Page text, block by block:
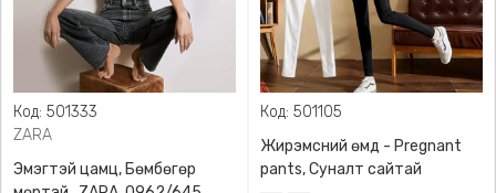
Код: 501333
ZARA
Эмэгтэй цамц, Бөмбөгөр
Код: 501105
Жирэмсний өмд - Pregnant
pants, Суналт сайтай